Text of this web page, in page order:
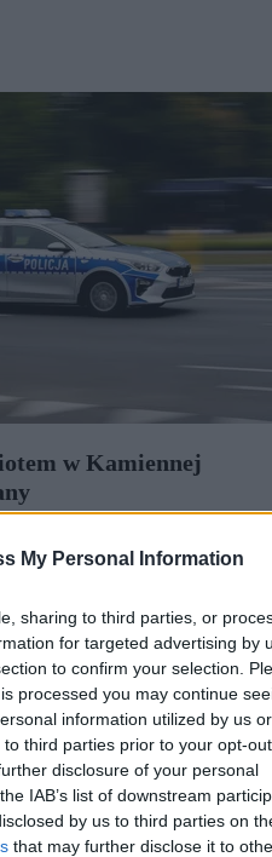
My Personal Information
sharing to third parties, or
for targeted advertising by
to confirm your selection.
processed you may continue
information utilized by us or
third parties prior to your opt-
disclosure of your personal
IAB’s list of downstream
by us to third parties on
that may further disclose it to
w Kamiennej
przedmiotu na 15-latka.
do domu.